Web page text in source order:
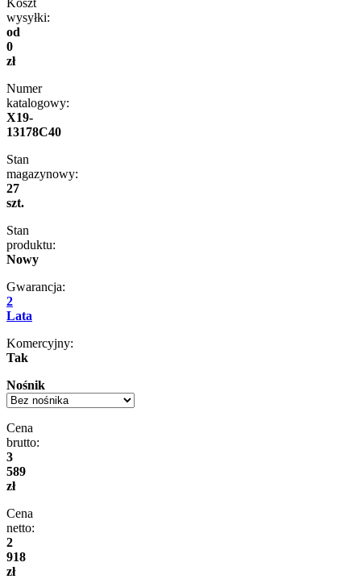
wysyłki:
od
0
zł
Numer
katalogowy:
X19-
13178C40
Stan
magazynowy:
27
szt.
Stan
produktu:
Nowy
Gwarancja:
2
Lata
Komercyjny:
Tak
Nośnik
Cena
brutto:
3
589
zł
Cena
netto:
2
918
zł